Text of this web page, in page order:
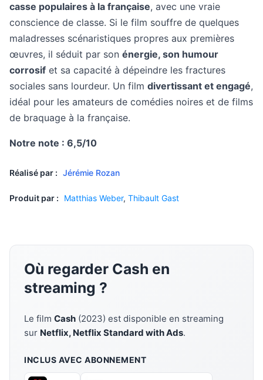
casse populaires à la française, avec une vraie
conscience de classe. Si le film souffre de quelques
maladresses scénaristiques propres aux premières
œuvres, il séduit par son énergie, son humour
corrosif et sa capacité à dépeindre les fractures
sociales sans lourdeur. Un film divertissant et engagé,
idéal pour les amateurs de comédies noires et de films
de braquage à la française.
Notre note : 6,5/10
Réalisé par : Jérémie Rozan
Produit par : Matthias Weber, Thibault Gast
Où regarder Cash en
streaming ?
Le film Cash (2023) est disponible en streaming
sur Netflix, Netflix Standard with Ads.
INCLUS AVEC ABONNEMENT